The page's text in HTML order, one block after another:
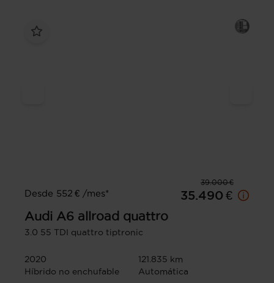
39.000 €
Desde 552 € /mes*
35.490 €
Audi A6 allroad quattro
3.0 55 TDI quattro tiptronic
2020
121.835 km
Híbrido no enchufable
Automática